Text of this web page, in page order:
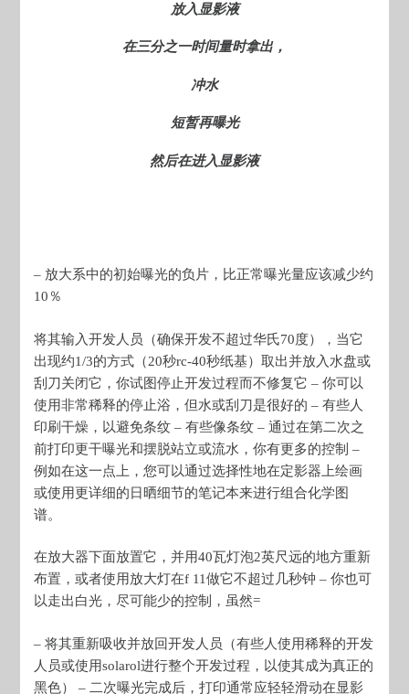
放入显影液
在三分之一时间量时拿出，
冲水
短暂再曝光
然后在进入显影液
– 放大系中的初始曝光的负片，比正常曝光量应该减少约
10％
将其输入开发人员（确保开发不超过华氏70度），当它
出现约1/3的方式（20秒rc-40秒纸基）取出并放入水盘或
刮刀关闭它，你试图停止开发过程而不修复它 – 你可以
使用非常稀释的停止浴，但水或刮刀是很好的 – 有些人
印刷干燥，以避免条纹 – 有些像条纹 – 通过在第二次之
前打印更干曝光和摆脱站立或流水，你有更多的控制 –
例如在这一点上，您可以通过选择性地在定影器上绘画
或使用更详细的日晒细节的笔记本来进行组合化学图
谱。
在放大器下面放置它，并用40瓦灯泡2英尺远的地方重新
布置，或者使用放大灯在f 11做它不超过几秒钟 – 你也可
以走出白光，尽可能少的控制，虽然=
– 将其重新吸收并放回开发人员（有些人使用稀释的开发
人员或使用solarol进行整个开发过程，以使其成为真正的
黑色） – 二次曝光完成后，打印通常应轻轻滑动在显影